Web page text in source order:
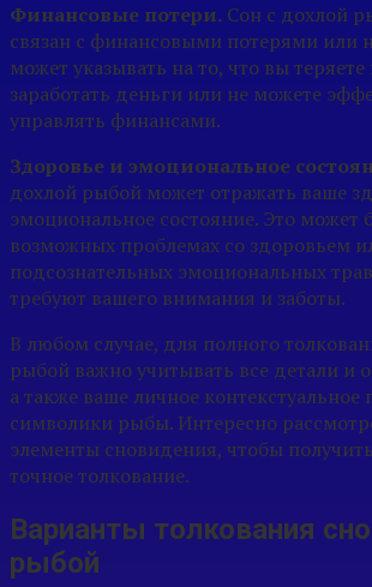
Финансовые потери. Сон с дохлой
связан с финансовыми потерями или
может указывать на то, что вы
заработать деньги или не можете
управлять финансами.
Здоровье и эмоциональное
дохлой рыбой может отражать ваше
эмоциональное состояние. Это может
возможных проблемах со здоровьем
подсознательных эмоциональных
требуют вашего внимания и заботы.
В любом случае, для полного
рыбой важно учитывать все детали и
а также ваше личное
символики рыбы. Интересно
элементы сновидения, чтобы
точное толкование.
Варианты толкования
рыбой